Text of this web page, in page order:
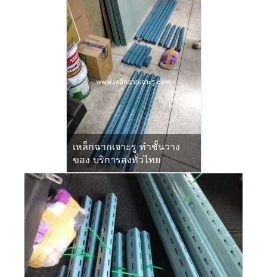
เหล็กฉากเจาะรู ทำชั้นวาง
ของ บริการส่งทั่วไทย